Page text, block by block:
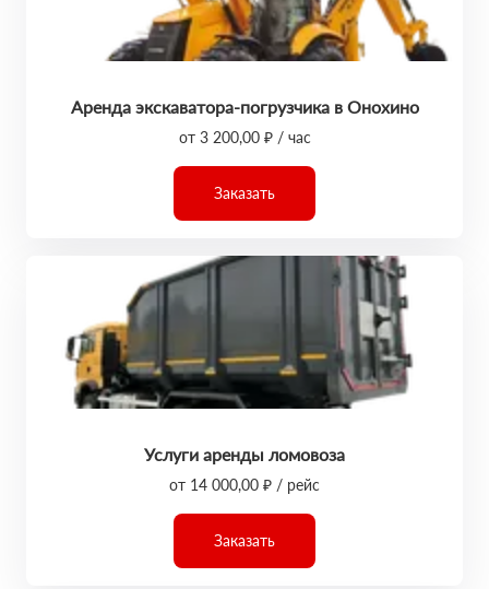
Аренда экскаватора-погрузчика в Онохино
от 3 200,00 ₽ / час
Заказать
Услуги аренды ломовоза
от 14 000,00 ₽ / рейс
Заказать